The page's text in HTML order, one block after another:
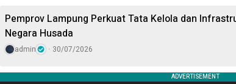
Pemprov Lampung Perkuat Tata Kelola dan
Negara Husada
admin 30/07/2026